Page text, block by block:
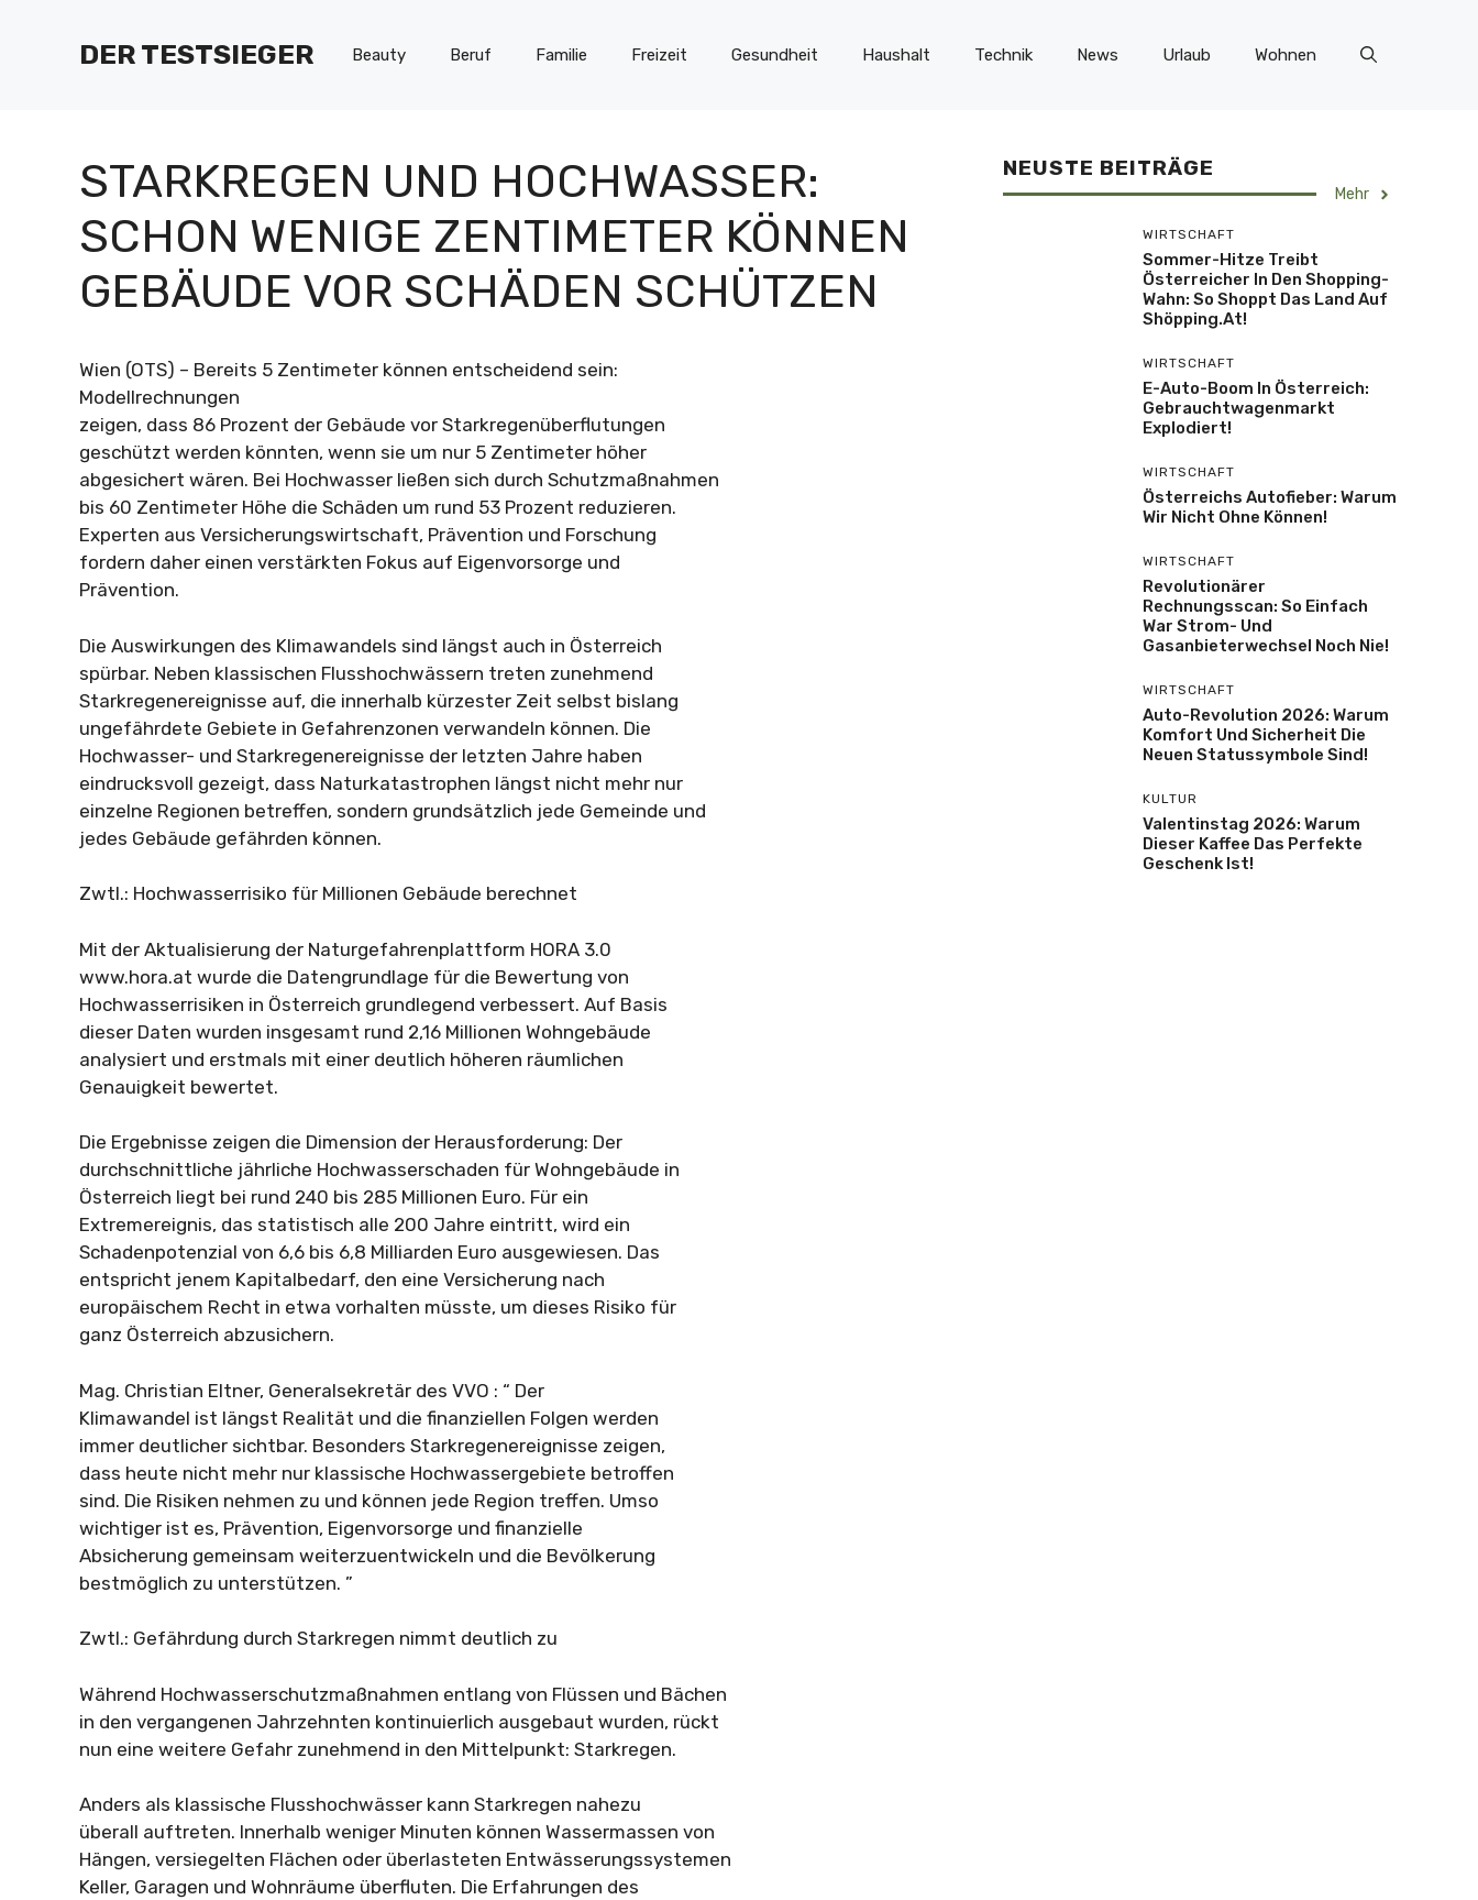
DER TESTSIEGER Beauty Beruf Familie Freizeit Gesundheit Haushalt Technik News Urlaub Wohnen
STARKREGEN UND HOCHWASSER:
SCHON WENIGE ZENTIMETER KÖNNEN
GEBÄUDE VOR SCHÄDEN SCHÜTZEN
Wien (OTS) – Bereits 5 Zentimeter können entscheidend sein:
Modellrechnungen
zeigen, dass 86 Prozent der Gebäude vor Starkregenüberflutungen
geschützt werden könnten, wenn sie um nur 5 Zentimeter höher
abgesichert wären. Bei Hochwasser ließen sich durch Schutzmaßnahmen
bis 60 Zentimeter Höhe die Schäden um rund 53 Prozent reduzieren.
Experten aus Versicherungswirtschaft, Prävention und Forschung
fordern daher einen verstärkten Fokus auf Eigenvorsorge und
Prävention.
Die Auswirkungen des Klimawandels sind längst auch in Österreich
spürbar. Neben klassischen Flusshochwässern treten zunehmend
Starkregenereignisse auf, die innerhalb kürzester Zeit selbst bislang
ungefährdete Gebiete in Gefahrenzonen verwandeln können. Die
Hochwasser- und Starkregenereignisse der letzten Jahre haben
eindrucksvoll gezeigt, dass Naturkatastrophen längst nicht mehr nur
einzelne Regionen betreffen, sondern grundsätzlich jede Gemeinde und
jedes Gebäude gefährden können.
Zwtl.: Hochwasserrisiko für Millionen Gebäude berechnet
Mit der Aktualisierung der Naturgefahrenplattform HORA 3.0
www.hora.at wurde die Datengrundlage für die Bewertung von
Hochwasserrisiken in Österreich grundlegend verbessert. Auf Basis
dieser Daten wurden insgesamt rund 2,16 Millionen Wohngebäude
analysiert und erstmals mit einer deutlich höheren räumlichen
Genauigkeit bewertet.
Die Ergebnisse zeigen die Dimension der Herausforderung: Der
durchschnittliche jährliche Hochwasserschaden für Wohngebäude in
Österreich liegt bei rund 240 bis 285 Millionen Euro. Für ein
Extremereignis, das statistisch alle 200 Jahre eintritt, wird ein
Schadenpotenzial von 6,6 bis 6,8 Milliarden Euro ausgewiesen. Das
entspricht jenem Kapitalbedarf, den eine Versicherung nach
europäischem Recht in etwa vorhalten müsste, um dieses Risiko für
ganz Österreich abzusichern.
Mag. Christian Eltner, Generalsekretär des VVO : “ Der
Klimawandel ist längst Realität und die finanziellen Folgen werden
immer deutlicher sichtbar. Besonders Starkregenereignisse zeigen,
dass heute nicht mehr nur klassische Hochwassergebiete betroffen
sind. Die Risiken nehmen zu und können jede Region treffen. Umso
wichtiger ist es, Prävention, Eigenvorsorge und finanzielle
Absicherung gemeinsam weiterzuentwickeln und die Bevölkerung
bestmöglich zu unterstützen. ”
Zwtl.: Gefährdung durch Starkregen nimmt deutlich zu
Während Hochwasserschutzmaßnahmen entlang von Flüssen und Bächen
in den vergangenen Jahrzehnten kontinuierlich ausgebaut wurden, rückt
nun eine weitere Gefahr zunehmend in den Mittelpunkt: Starkregen.
Anders als klassische Flusshochwässer kann Starkregen nahezu
überall auftreten. Innerhalb weniger Minuten können Wassermassen von
Hängen, versiegelten Flächen oder überlasteten Entwässerungssystemen
Keller, Garagen und Wohnräume überfluten. Die Erfahrungen des
NEUSTE BEITRÄGE
Mehr
WIRTSCHAFT
Sommer-Hitze Treibt
Österreicher In Den Shopping-
Wahn: So Shoppt Das Land Auf
Shöpping.at!
WIRTSCHAFT
E-Auto-Boom In Österreich:
Gebrauchtwagenmarkt
Explodiert!
WIRTSCHAFT
Österreichs Autofieber: Warum
Wir Nicht Ohne Können!
WIRTSCHAFT
Revolutionärer
Rechnungsscan: So Einfach
War Strom- Und
Gasanbieterwechsel Noch Nie!
WIRTSCHAFT
Auto-Revolution 2026: Warum
Komfort Und Sicherheit Die
Neuen Statussymbole Sind!
KULTUR
Valentinstag 2026: Warum
Dieser Kaffee Das Perfekte
Geschenk Ist!